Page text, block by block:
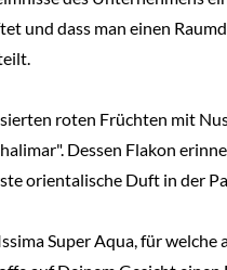
und dass man einen
roten Früchten mit
Dessen Flakon
orientalische Duft in der
Super Aqua, für welche